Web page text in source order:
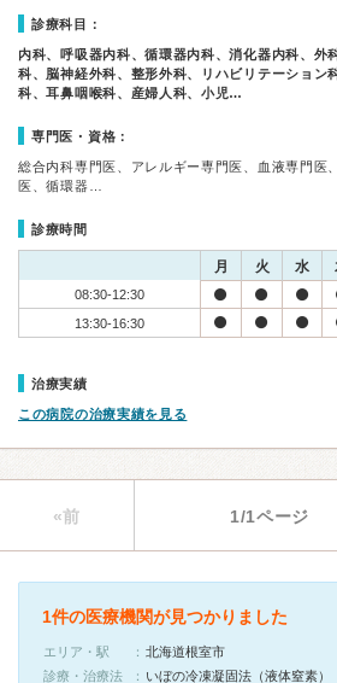
診療科目：
内科、呼吸器内科、循環器内科、消化器内科、外
科、脳神経外科、整形外科、リハビリテーション
科、耳鼻咽喉科、産婦人科、小児…
専門医・資格：
総合内科専門医、アレルギー専門医、血液専門医
医、循環器…
診療時間
月 火 水
08:30-12:30
13:30-16:30
治療実績
この病院の治療実績を見る
«前 1/1ページ
1件の医療機関が見つかりました
エリア・駅
北海道根室市
診療・治療法
いぼの冷凍凝固法（液体窒素）